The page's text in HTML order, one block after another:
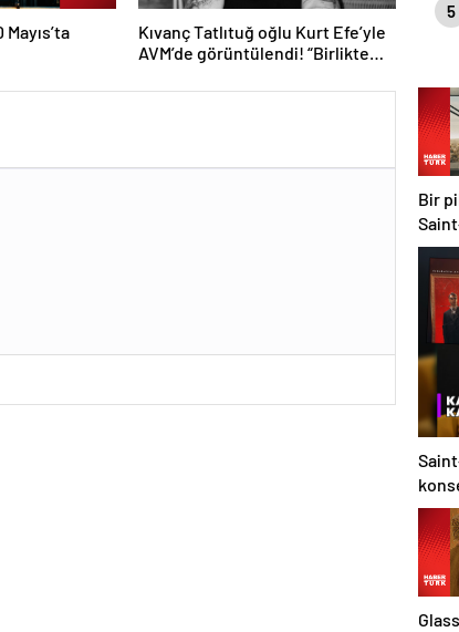
Kıvanç Tatlıtuğ oğlu Kurt Efe’yle
AVM’de görüntülendi! “Birlikte
5
Bir